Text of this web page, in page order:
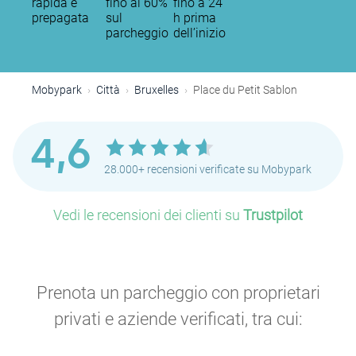
prepagata
sul
parcheggio
h prima
dell’inizio
Mobypark Città Bruxelles Place du Petit Sablon
4,6 28.000+ recensioni verificate su Mobypark
Vedi le recensioni dei clienti su Trustpilot
Prenota un parcheggio con proprietari
privati e aziende verificati, tra cui:
P
P